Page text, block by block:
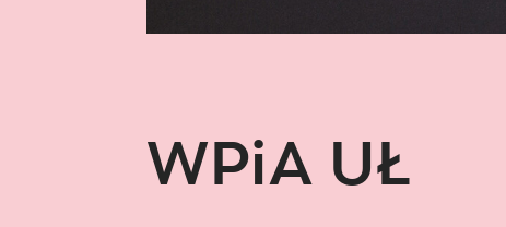
WPiA UŁ